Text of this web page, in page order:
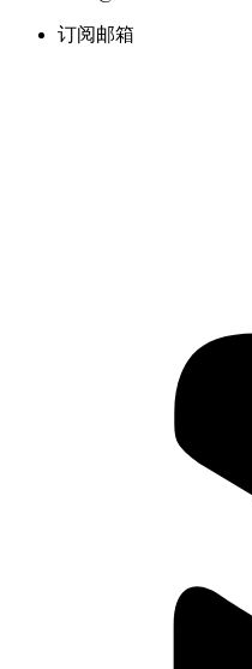
订阅邮箱